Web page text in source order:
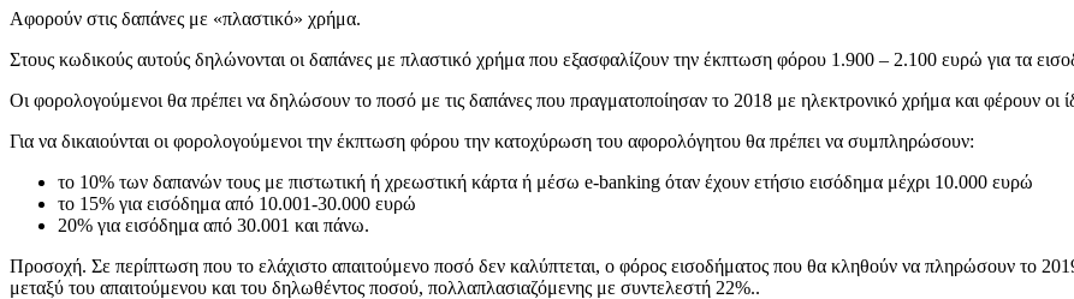
Αφορούν στις δαπάνες με «πλαστικό» χρήμα.
Στους κωδικούς αυτούς δηλώνονται οι δαπάνες με πλαστικό χρήμα που εξασφαλίζουν την έκπτωση φόρου 1.900 – 2.100 ευρώ για τα
Οι φορολογούμενοι θα πρέπει να δηλώσουν το ποσό με τις δαπάνες που πραγματοποίησαν το 2018 με ηλεκτρονικό χρήμα και φέρουν οι
Για να δικαιούνται οι φορολογούμενοι την έκπτωση φόρου την κατοχύρωση του αφορολόγητου θα πρέπει να συμπληρώσουν:
το 10% των δαπανών τους με πιστωτική ή χρεωστική κάρτα ή μέσω e-banking όταν έχουν ετήσιο εισόδημα μέχρι 10.000 ευρώ
το 15% για εισόδημα από 10.001-30.000 ευρώ
20% για εισόδημα από 30.001 και πάνω.
Προσοχή. Σε περίπτωση που το ελάχιστο απαιτούμενο ποσό δεν καλύπτεται, ο φόρος εισοδήματος που θα κληθούν να πληρώσουν το
μεταξύ του απαιτούμενου και του δηλωθέντος ποσού, πολλαπλασιαζόμενης με συντελεστή 22%..